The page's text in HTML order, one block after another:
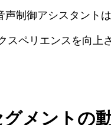
制御アシスタント
ペリエンスを向上
メントの